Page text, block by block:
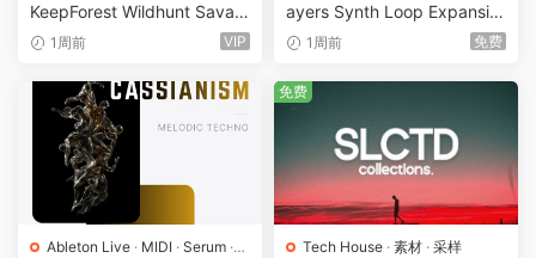
KeepForest Wildhunt Savag
e Ritual Tension [WAV]（7.6
1周前 VIP
ayers Synth Loop Expansio
n [WAV, MiDi]（350MB）
1周前 免费
Ableton Live · MIDI · Serum ·
Tech House · 素材 · 采样
免费